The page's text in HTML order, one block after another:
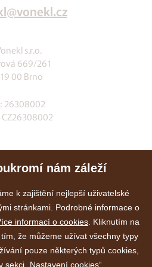
s.r.o.
669/261
00 Brno
26308002
CZ26308002
Klia.cz
E-shop
Služby
Akce
Kontakty
nám záleží
k zajištění nejlepší uživatelské
stránkami. Podrobné informace o
informací o cookies . Kliknutím na
tím, že můžeme užívat všechny typy
pouze některých typů cookies,
sekci „Nastavení cookies“.